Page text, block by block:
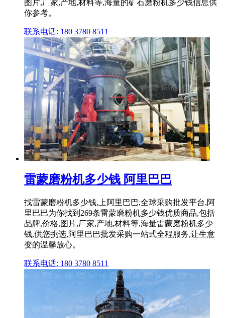
图片,厂家,产地,材料等,海量的矿石磨粉机多少钱信息供
你参考。
联系电话: 180 3780 8511
雷蒙磨粉机多少钱 阿里巴巴
找雷蒙磨粉机多少钱,上阿里巴巴,全球采购批发平台,阿
里巴巴为你找到269条雷蒙磨粉机多少钱优质商品,包括
品牌,价格,图片,厂家,产地,材料等,海量雷蒙磨粉机多少
钱,供您挑选,阿里巴巴批发采购一站式全程服务,让生意
变的温馨放心。
联系电话: 180 3780 8511